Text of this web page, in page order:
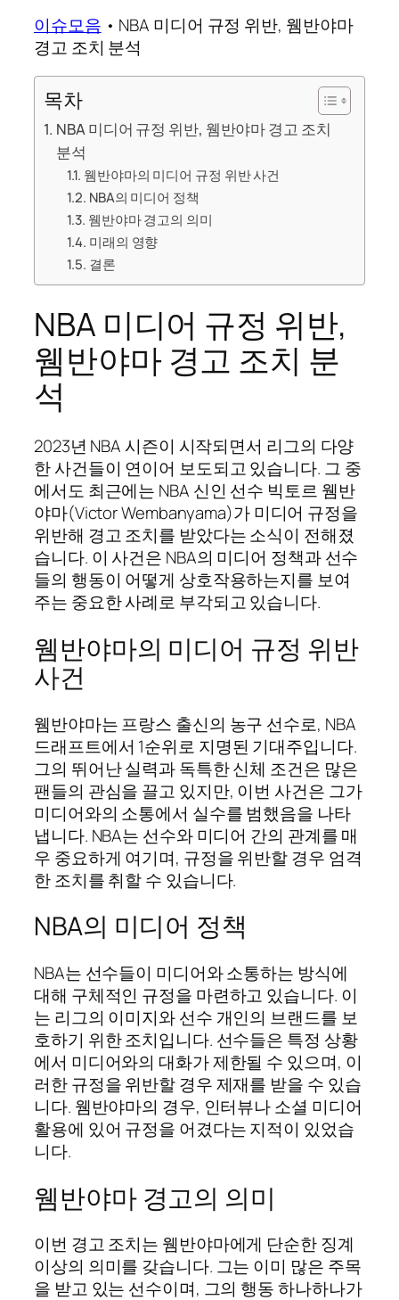
이슈모음 • NBA 미디어 규정 위반, 웸반야마
경고 조치 분석
목차
NBA 미디어 규정 위반, 웸반야마 경고 조치
분석
웸반야마의 미디어 규정 위반 사건
NBA의 미디어 정책
웸반야마 경고의 의미
미래의 영향
결론
NBA 미디어 규정 위반,
웸반야마 경고 조치 분
석
2023년 NBA 시즌이 시작되면서 리그의 다양
한 사건들이 연이어 보도되고 있습니다. 그 중
에서도 최근에는 NBA 신인 선수 빅토르 웸반
야마(Victor Wembanyama)가 미디어 규정을
위반해 경고 조치를 받았다는 소식이 전해졌
습니다. 이 사건은 NBA의 미디어 정책과 선수
들의 행동이 어떻게 상호작용하는지를 보여
주는 중요한 사례로 부각되고 있습니다.
웸반야마의 미디어 규정 위반
사건
웸반야마는 프랑스 출신의 농구 선수로, NBA
드래프트에서 1순위로 지명된 기대주입니다.
그의 뛰어난 실력과 독특한 신체 조건은 많은
팬들의 관심을 끌고 있지만, 이번 사건은 그가
미디어와의 소통에서 실수를 범했음을 나타
냅니다. NBA는 선수와 미디어 간의 관계를 매
우 중요하게 여기며, 규정을 위반할 경우 엄격
한 조치를 취할 수 있습니다.
NBA의 미디어 정책
NBA는 선수들이 미디어와 소통하는 방식에
대해 구체적인 규정을 마련하고 있습니다. 이
는 리그의 이미지와 선수 개인의 브랜드를 보
호하기 위한 조치입니다. 선수들은 특정 상황
에서 미디어와의 대화가 제한될 수 있으며, 이
러한 규정을 위반할 경우 제재를 받을 수 있습
니다. 웸반야마의 경우, 인터뷰나 소셜 미디어
활용에 있어 규정을 어겼다는 지적이 있었습
니다.
웸반야마 경고의 의미
이번 경고 조치는 웸반야마에게 단순한 징계
이상의 의미를 갖습니다. 그는 이미 많은 주목
을 받고 있는 선수이며, 그의 행동 하나하나가